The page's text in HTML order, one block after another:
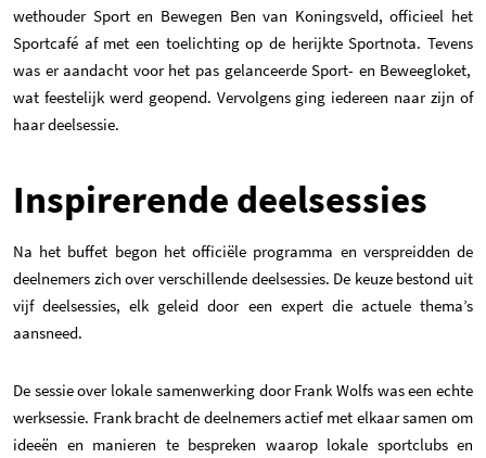
wethouder Sport en Bewegen Ben van Koningsveld, officieel het
Sportcafé af met een toelichting op de herijkte Sportnota. Tevens
was er aandacht voor het pas gelanceerde Sport- en Beweegloket,
wat feestelijk werd geopend. Vervolgens ging iedereen naar zijn of
haar deelsessie.
Inspirerende deelsessies
Na het buffet begon het officiële programma en verspreidden de
deelnemers zich over verschillende deelsessies. De keuze bestond uit
vijf deelsessies, elk geleid door een expert die actuele thema’s
aansneed.
De sessie over lokale samenwerking door Frank Wolfs was een echte
werksessie. Frank bracht de deelnemers actief met elkaar samen om
ideeën en manieren te bespreken waarop lokale sportclubs en